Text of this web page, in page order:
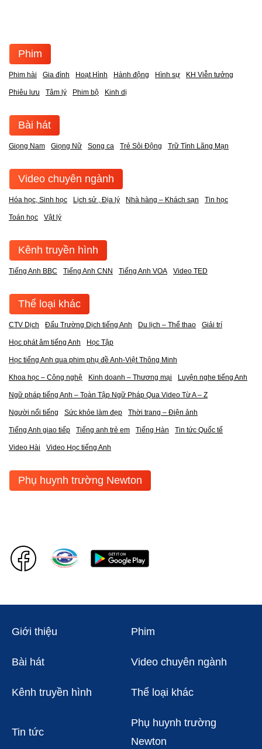
Phim
Phim hài Gia đình Hoạt Hình Hành động Hình sự KH Viễn tưởng
Phiêu lưu Tâm lý Phim bộ Kinh dị
Bài hát
Giọng Nam Giọng Nữ Song ca Trẻ Sôi Động Trữ Tình Lãng Mạn
Video chuyên ngành
Hóa học, Sinh học Lịch sử , Địa lý Nhà hàng – Khách sạn Tin học
Toán học Vật lý
Kênh truyền hình
Tiếng Anh BBC Tiếng Anh CNN Tiếng Anh VOA Video TED
Thể loại khác
CTV Dịch Đấu Trường Dịch tiếng Anh Du lịch – Thể thao Giải trí
Học phát âm tiếng Anh Học Tập
Học tiếng Anh qua phim phụ đề Anh-Việt Thông Minh
Khoa học – Công nghệ Kinh doanh – Thương mại Luyện nghe tiếng Anh
Ngữ pháp tiếng Anh – Toàn Tập Ngữ Pháp Qua Video Từ A – Z
Người nổi tiếng Sức khỏe làm đẹp Thời trang – Điện ảnh
Tiếng Anh giao tiếp Tiếng anh trẻ em Tiếng Hàn Tin tức Quốc tế
Video Hài Video Học tiếng Anh
Phụ huynh trường Newton
Giới thiệu Phim
Bài hát Video chuyên ngành
Kênh truyền hình Thể loại khác
Tin tức
Phụ huynh trường
Newton